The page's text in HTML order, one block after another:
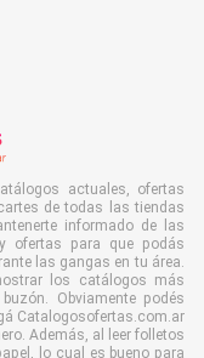
actuales, ofertas
de todas las tiendas
informado de las
ofertas para que podás
las gangas en tu área.
los catálogos más
Obviamente podés
Catalogosofertas.com.ar
Además, al leer folletos
lo cual es bueno para